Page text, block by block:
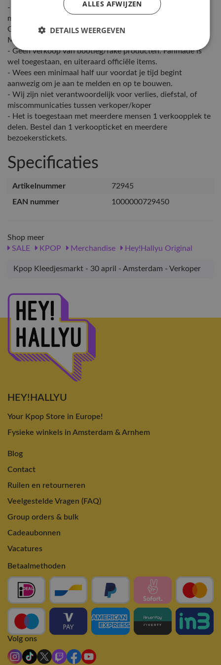
- Je kan je aanmelden als verkoper voor de ochtend en de
middag ronde:
Ochtend: 11:00 - 13:00
Middag: 14:00 - 16:00
- Geen verkoop van bootleg/fake producten. Fanmade is
wel toegestaan, en uiteraard officiële items.
- Wees een minimaal half uur voordat je tijd begint
aanwezig om je aan te melden en op te bouwen.
- Wij zijn niet verantwoordelijk voor verlies, diefstal, of
miscommunicaties tussen verkoper/koper
- Het is toegestaan met meerdere mensen 1 verkoopplek te
delen. Bestel dan 1 verkoopticket en meerdere
bezoekerstickets.
Specificaties
Artikelnummer
72945
EAN nummer
1000000729450
Shop meer
SALE
KPOP Merchandise Hey!Hallyu Original
Kpop Kleedjesmarkt - 30 april - Amsterdam - Verkoper
HEY!HALLYU
Your Kpop Store in Europe!
Fysieke winkels in Amsterdam & Arnhem
Blog
Contact
Ruilen en retourneren
Veelgestelde Vragen (FAQ)
Group orders & bulk
Cadeaubonnen
Vacatures
Betaalmethoden
Volg ons
ALLES AFWIJZEN
DETAILS WEERGEVEN